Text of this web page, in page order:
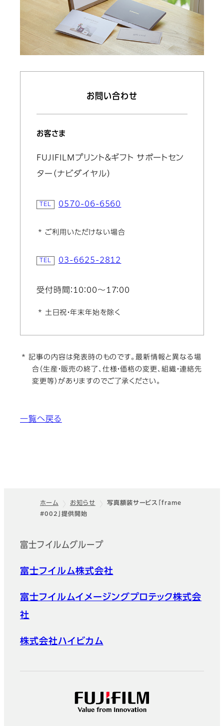
お問い合わせ
お客さま
FUJIFILMプリント＆ギフト サポートセン
ター（ナビダイヤル）
0570-06-6560
* ご利用いただけない場合
03-6625-2812
受付時間：10：00～17：00
* 土日祝・年末年始を除く
* 記事の内容は発表時のものです。最新情報と異なる場
合（生産・販売の終了、仕様・価格の変更、組織・連絡先
変更等）がありますのでご了承ください。
一覧へ戻る
フッター
ホーム お知らせ
写真額装サービス「frame
#002」提供開始
富士フイルムグループ
富士フイルム株式会社
富士フイルムイメージングプロテック株式会
社
株式会社ハイビカム